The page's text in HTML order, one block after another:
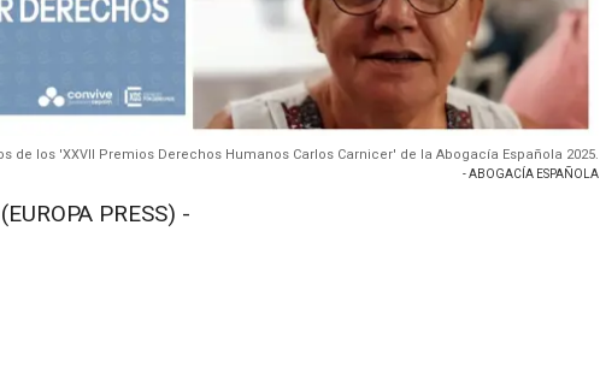
de los 'XXVII Premios Derechos Humanos Carlos Carnicer' de la Abogacía Española 2025.
- ABOGACÍA ESPAÑOLA
PRESS) -